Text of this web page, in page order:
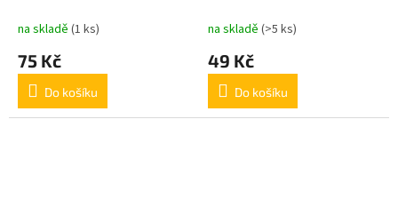
na skladě (1 ks)
75 Kč
Do košíku
na skladě (>5 ks)
49 Kč
Do košíku